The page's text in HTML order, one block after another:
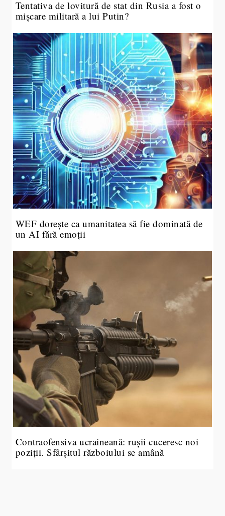
Tentativa de lovitură de stat din Rusia a fost o
mișcare militară a lui Putin?
WEF dorește ca umanitatea să fie dominată de
un AI fără emoții
Contraofensiva ucraineană: rușii cuceresc noi
poziții. Sfârșitul războiului se amână